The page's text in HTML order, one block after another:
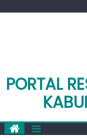
PORTAL